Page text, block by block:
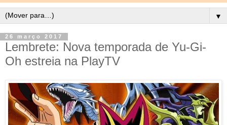
▼
26 março 2017
Lembrete: Nova temporada de Yu-Gi-
Oh estreia na PlayTV